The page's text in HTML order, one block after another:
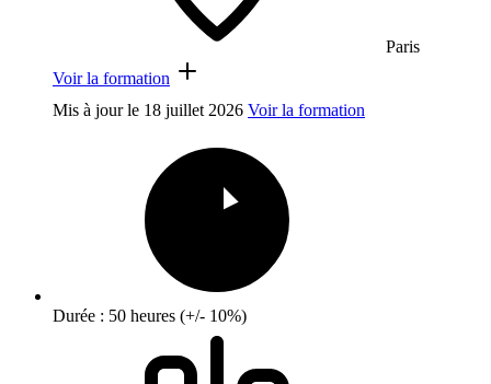
Paris
Voir la formation
Mis à jour le 18 juillet 2026 Voir la formation
Durée : 50 heures (+/- 10%)